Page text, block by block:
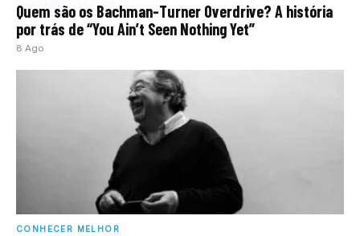
Quem são os Bachman-Turner Overdrive? A história
por trás de “You Ain’t Seen Nothing Yet”
8 Ago
CONHECER MELHOR